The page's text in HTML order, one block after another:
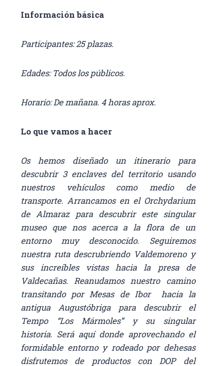
Información básica
Participantes: 25 plazas.
Edades: Todos los públicos.
Horario: De mañana. 4 horas aprox.
Lo que vamos a hacer
Os hemos diseñado un itinerario para
descubrir 3 enclaves del territorio usando
nuestros vehículos como medio de
transporte. Arrancamos en el Orchydarium
de Almaraz para descubrir este singular
museo que nos acerca a la flora de un
entorno muy desconocido. Seguiremos
nuestra ruta descrubriendo Valdemoreno y
sus increíbles vistas hacia la presa de
Valdecañas. Reanudamos nuestro camino
transitando por Mesas de Ibor hacia la
antigua Augustóbriga para descubrir el
Tempo “Los Mármoles” y su singular
historia. Será aquí donde aprovechando el
formidable entorno y rodeado por dehesas
disfrutemos de productos con DOP del